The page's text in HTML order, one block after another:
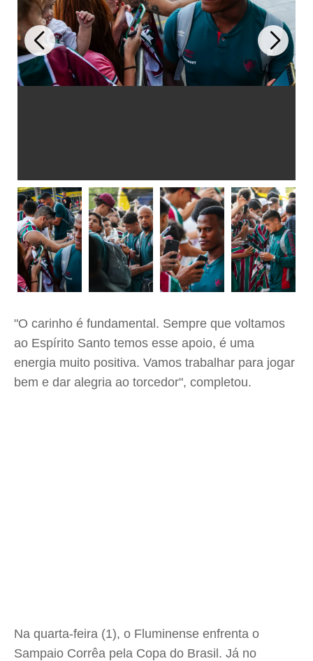
"O carinho é fundamental. Sempre que voltamos
ao Espírito Santo temos esse apoio, é uma
energia muito positiva. Vamos trabalhar para jogar
bem e dar alegria ao torcedor", completou.
Na quarta-feira (1), o Fluminense enfrenta o
Sampaio Corrêa pela Copa do Brasil. Já no